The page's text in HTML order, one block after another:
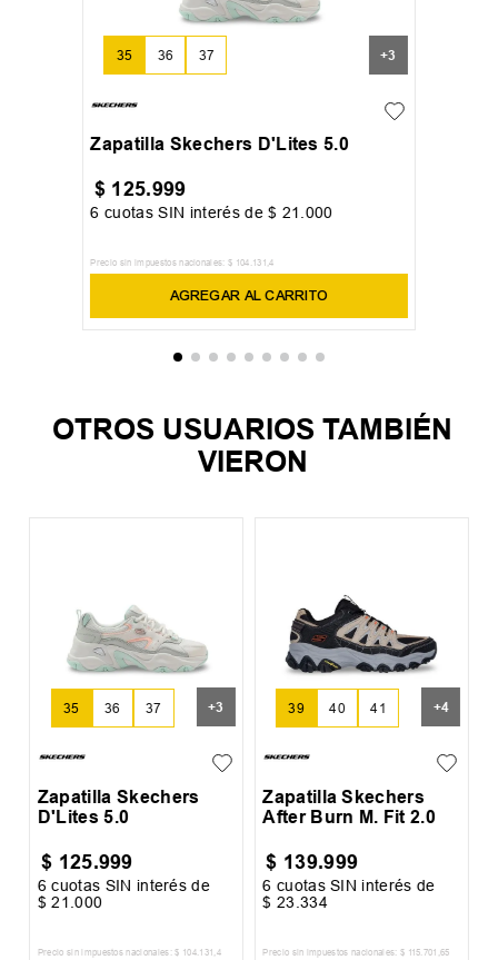
35 36 37 +3
Zapatilla Skechers D'Lites 5.0
$ 125.999
6 cuotas SIN interés de$ 21 000
Precio sin impuestos nacionales: $ 104 .131 ,4
AGREGAR AL CARRITO
OTROS USUARIOS TAMBIÉN
VIERON
35 36 37 +3
Zapatilla Skechers
D'Lites 5.0
$ 125.999
6 cuotas SIN interés de
$ 21 .000
Precio sin impuestos nacionales: $ 104.131 ,4
39 40 41 +4
Zapatilla Skechers
After Burn M. Fit 2.0
$ 139.999
6 cuotas SIN interés de
$ 23 334
Precio sin impuestos nacionales: $ 115.701 ,65